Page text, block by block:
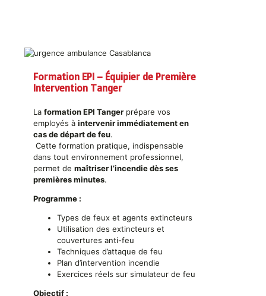
Formation EPI – Équipier de Première
Intervention Tanger
La formation EPI Tangerprépare vos
employés à intervenir immédiatement en
cas de départ de feu.
Cette formation pratique, indispensable
dans tout environnement professionnel,
permet de maîtriser l’incendie dès ses
premières minutes.
Programme :
Types de feux et agents extincteurs
Utilisation des extincteurs et
couvertures anti-feu
Techniques d’attaque de feu
Plan d’intervention incendie
Exercices réels sur simulateur de feu
Objectif :